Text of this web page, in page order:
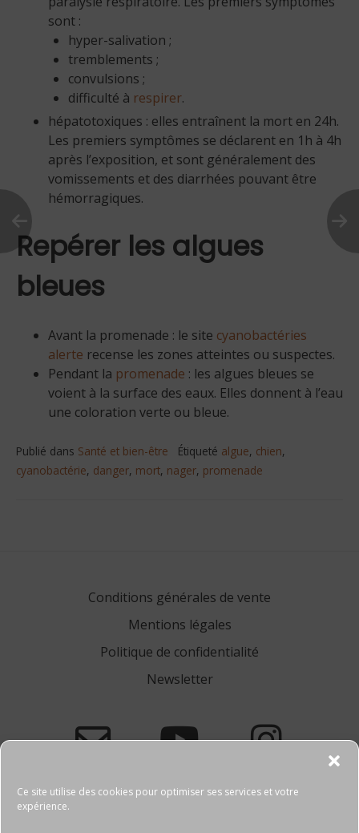
Ce site utilise des cookies pour optimiser ses services et votre
expérience.
sont :
hyper-salivation ;
tremblements ;
convulsions ;
difficulté à respirer.
hépatotoxiques : elles entraînent la mort en 24h.
Les premiers symptômes se déclarent en 1h à 4h
après l’exposition, et sont généralement des
vomissements et des diarrhées pouvant être
hémorragiques.
Repérer les algues
bleues
Avant la promenade : le site cyanobactéries
alerte recense les zones atteintes ou suspectes.
Pendant la promenade : les algues bleues se
voient à la surface des eaux. Elles donnent à l’eau
une coloration verte ou bleue.
Publié dans Santé et bien-être Étiqueté algue, chien,
cyanobactérie, danger, mort, nager, promenade
Conditions générales de vente
Mentions légales
Politique de confidentialité
Newsletter